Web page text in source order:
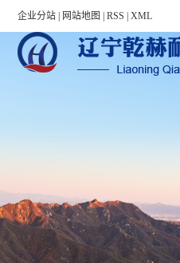
Warning: file_put_contents(/home/
企业分站 网站地图 RSS XML